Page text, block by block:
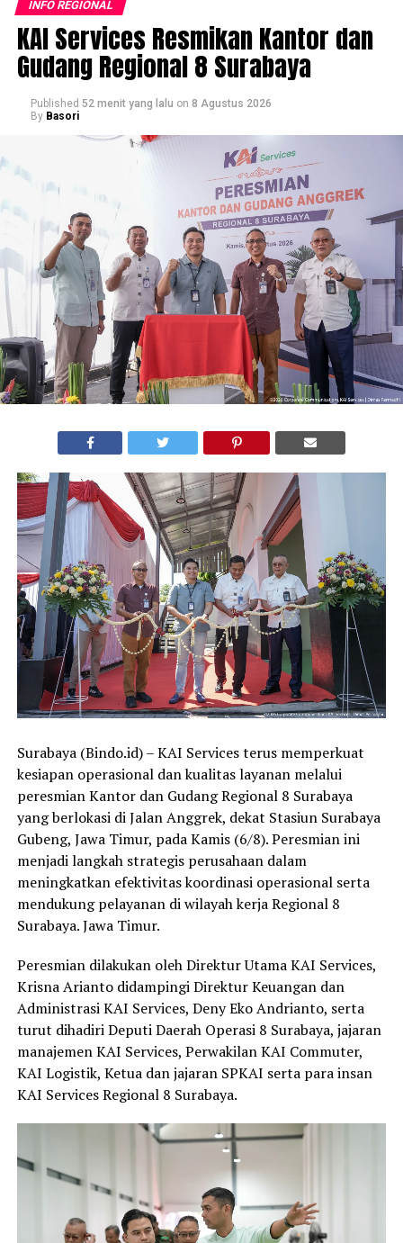
INFO REGIONAL
KAI Services Resmikan Kantor dan
Gudang Regional 8 Surabaya
Published 52 menit yang lalu on 8 Agustus 2026
By Basori
Surabaya (Bindo.id) – KAI Services terus memperkuat
kesiapan operasional dan kualitas layanan melalui
peresmian Kantor dan Gudang Regional 8 Surabaya
yang berlokasi di Jalan Anggrek, dekat Stasiun Surabaya
Gubeng, Jawa Timur, pada Kamis (6/8). Peresmian ini
menjadi langkah strategis perusahaan dalam
meningkatkan efektivitas koordinasi operasional serta
mendukung pelayanan di wilayah kerja Regional 8
Surabaya. Jawa Timur.
Peresmian dilakukan oleh Direktur Utama KAI Services,
Krisna Arianto didampingi Direktur Keuangan dan
Administrasi KAI Services, Deny Eko Andrianto, serta
turut dihadiri Deputi Daerah Operasi 8 Surabaya, jajaran
manajemen KAI Services, Perwakilan KAI Commuter,
KAI Logistik, Ketua dan jajaran SPKAI serta para insan
KAI Services Regional 8 Surabaya.